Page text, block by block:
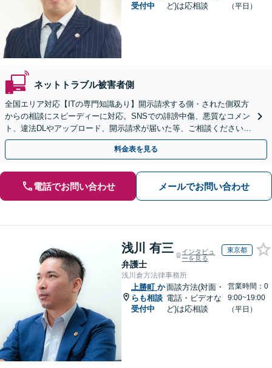
受付中
ど)は応相談
（平日）
ネットトラブル被害者側
全国エリア対応【ITの専門知識あり】開示請求する側・された側双方
からの相談にスピーディーに対応。SNSでの誹謗中傷、悪質なコメン
ト、違法DLやアップロード、開示請求が届いた等、ご相談ください
【WEB面談OK&解決実績豊富】【千葉中央駅4分】
料金表を見る
電話でお問い合わせ メールでお問い合わせ
浅川 有三
弁護士
インタビュ
ーを見る
東京都
浅川倉方法律事務所
上勝町 か
らも相談
受付中
面談方法(対面・
電話・ビデオな
ど)は応相談
営業時間：0
9:00~19:00
（平日）